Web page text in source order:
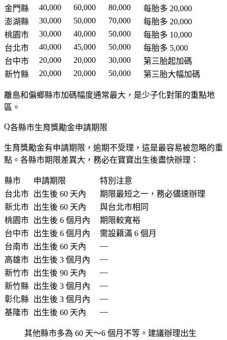
金門縣
40,000 60,000 80,000
每胎多 20,000
澎湖縣
30,000 50,000 70,000
每胎多 20,000
桃園市
30,000 40,000 50,000
每胎多 10,000
台北市
40,000 45,000 50,000
每胎多 5,000
台中市
20,000 20,000 30,000
第三胎起加碼
新竹縣
20,000 20,000 50,000 第三胎大幅加碼
離島和偏鄉縣市加碼幅度通常最大，是少子化對策的重點地
區。
各縣市生育獎勵金申請期限
生育獎勵金有申請期限， 逾期不受理 ，這是最容易被忽略的重
點。各縣市期限差異大，務必在寶寶出生後盡快辦理：
縣市 申請期限
特別注意
台北市 出生後 60 天內
期限最短之一，務必儘速辦理
新北市 出生後 60 天內
與台北市相同
桃園市 出生後 6 個月 內
期限較寬裕
台中市 出生後 6 個月 內
需設籍滿 6 個月
台南市 出生後 60 天內
—
高雄市 出生後 3 個月 內
—
新竹市 出生後 90 天內
—
新竹縣
出生後 3 個月 內
—
彰化縣
出生後 3 個月 內
—
基隆市 出生後 60 天內 —
其他縣市多為 60 天～6 個月不等。建議辦理出生